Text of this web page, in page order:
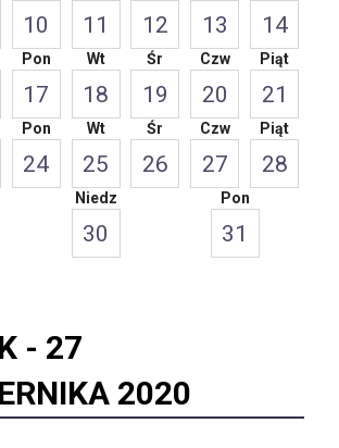
10 11 12 13 14
Pon
17
Wt
18
Śr
19
Czw
20
Piąt
21
Pon
24
Wt
25
Śr
26
Czw
27
Piąt
28
Niedz
30
Pon
31
- 27
2020